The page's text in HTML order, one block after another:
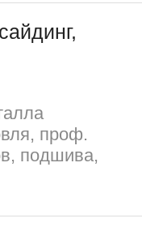
проф.
подшива,